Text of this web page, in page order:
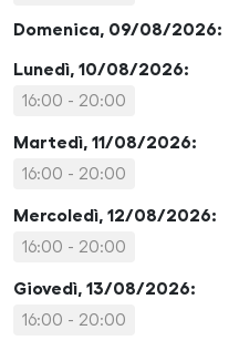
Domenica, 09/08/2026:
Lunedì, 10/08/2026:
16:00 - 20:00
Martedì, 11/08/2026:
16:00 - 20:00
Mercoledì, 12/08/2026:
16:00 - 20:00
Giovedì, 13/08/2026:
16:00 - 20:00